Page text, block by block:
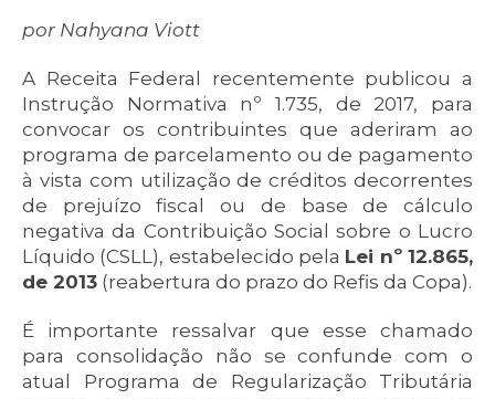
por Nahyana Viott
A Receita Federal recentemente publicou a
Instrução Normativa nº 1.735, de 2017, para
convocar os contribuintes que aderiram ao
programa de parcelamento ou de pagamento
à vista com utilização de créditos decorrentes
de prejuízo fiscal ou de base de cálculo
negativa da Contribuição Social sobre o Lucro
Líquido (CSLL), estabelecido pela Lei nº 12.865,
de 2013 (reabertura do prazo do Refis da Copa).
É importante ressalvar que esse chamado
para consolidação não se confunde com o
atual Programa de Regularização Tributária